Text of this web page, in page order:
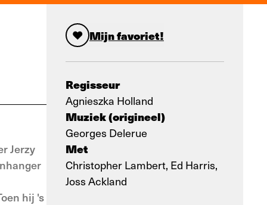
Mijn favoriet!
Regisseur
Agnieszka Holland
Muziek (origineel)
Georges Delerue
Met
Christopher Lambert, Ed Harris,
Joss Ackland
Jerzy
hij 's